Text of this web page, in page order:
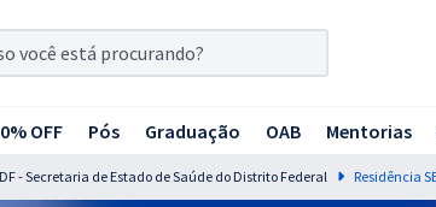
OFF Pós Graduação OAB Mentorias
- Secretaria de Estado de Saúde do Distrito Federal